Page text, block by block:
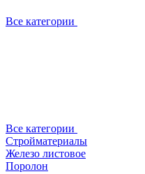
Все категории
Все категории
Стройматериалы
Железо листовое
Поролон